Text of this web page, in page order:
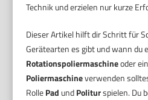
Technik und erzielen nur kurze
Dieser Artikel hilft dir Schritt für
Gerätearten es gibt und wann du
Rotationspoliermaschineoder
Poliermaschineverwenden
RollePad undPoliturspielen. Du